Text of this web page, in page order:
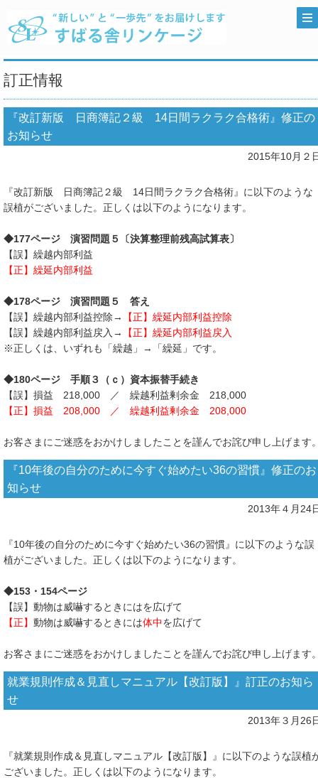
訂正情報
『改訂新版 日商簿記２級 14日間ラクラク合格術』修正の
お知らせ
2015年10月２
『改訂新版 日商簿記２級 14日間ラクラク合格術』に以下のような
誤植がございました。正しくは以下のようになります。
◆177ページ 演習問題５〔決算整理前残高試算表〕
【誤】繰越内部利益
【正】 繰延内部利益
◆178ページ 演習問題５ 答え
【誤】繰越内部利益控除→
【正】 繰延内部利益控除
【誤】繰越内部利益戻入→
【正】 繰延内部利益戻入
※正しくは、いずれも「繰越」→「繰延」です。
◆180ページ 手順３（ｃ）資本振替手続き
【誤】損益 218,000 ／ 繰越利益剰余金 218,000
【正】 損益 208,000 ／ 繰越利益剰余金 208,000
お客さまにご迷惑をおかけしましたことを謹んでお詫び申し上げます
『10年後の自分のために今すぐ始めたい36の習慣』修正のお
知らせ
2013年４月24
『10年後の自分のために今すぐ始めたい36の習慣』に以下のような誤
植がございました。正しくは以下のようになります。
◆153・154ページ
【誤】動物は威嚇するときにはを広げて
【正】 動物は威嚇するときには体中を広げて
お客さまにご迷惑をおかけしましたことを謹んでお詫び申し上げます
就業規則作成＆見直しマニュアル【改訂版】』訂正のお知ら
せ
2013年３月26
『就業規則作成＆見直しマニュアル【改訂版】』に以下のような誤植
ございました。正しくは以下のようになります。